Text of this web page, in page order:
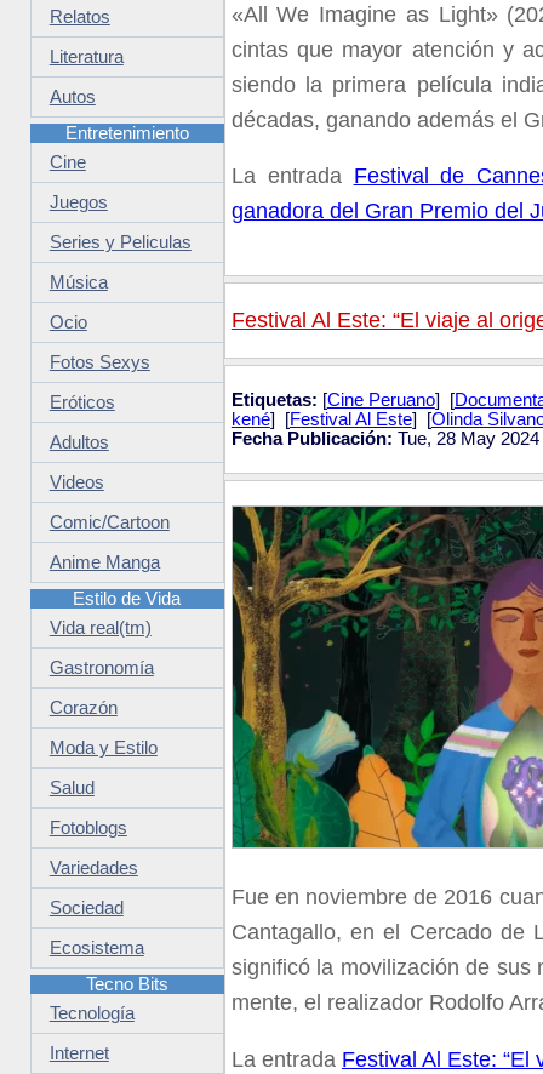
«All We Imagine as Light»
cintas que mayor atención y
siendo la primera película
décadas, ganando además el
La entrada Festival de
ganadora del Gran Premio del
Festival Al Este: “El viaje al
Etiquetas: [Cine Peruano] [
kené] [Festival Al Este] [Olinda
Fecha Publicación: Tue, 28 May
Fue en noviembre de 2016
Cantagallo, en el Cercado de
significó la movilización de sus
mente, el realizador Rodolfo
La entrada Festival Al Este: “El
Relatos
Literatura
Autos
Entretenimiento
Cine
Juegos
Series y Peliculas
Música
Ocio
Fotos Sexys
Eróticos
Adultos
Videos
Comic/Cartoon
Anime Manga
Estilo de Vida
Vida real(tm)
Gastronomía
Corazón
Moda y Estilo
Salud
Fotoblogs
Variedades
Sociedad
Ecosistema
Tecno Bits
Tecnología
Internet